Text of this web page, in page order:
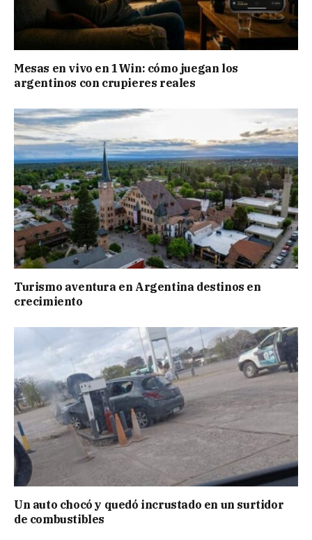
Mesas en vivo en 1Win: cómo juegan los
argentinos con crupieres reales
Turismo aventura en Argentina destinos en
crecimiento
Un auto chocó y quedó incrustado en un surtidor
de combustibles